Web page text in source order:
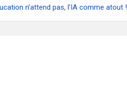
n’attend pas, l’IA comme atout !